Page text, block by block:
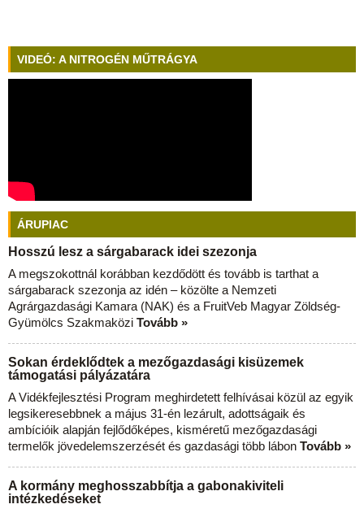
VIDEÓ: A NITROGÉN MŰTRÁGYA
ÁRUPIAC
Hosszú lesz a sárgabarack idei szezonja
A megszokottnál korábban kezdődött és tovább is tarthat a
sárgabarack szezonja az idén – közölte a Nemzeti
Agrárgazdasági Kamara (NAK) és a FruitVeb Magyar Zöldség-
Gyümölcs Szakmaközi Tovább »
Sokan érdeklődtek a mezőgazdasági kisüzemek
támogatási pályázatára
A Vidékfejlesztési Program meghirdetett felhívásai közül az egyik
legsikeresebbnek a május 31-én lezárult, adottságaik és
ambícióik alapján fejlődőképes, kisméretű mezőgazdasági
termelők jövedelemszerzését és gazdasági több lábon Tovább »
A kormány meghosszabbítja a gabonakiviteli
intézkedéseket